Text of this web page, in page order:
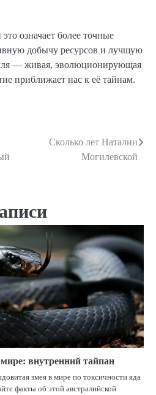
означает более точные
добычу ресурсов и лучшую
— живая, эволюционирующая
приближает нас к её тайнам.
Сколько лет Наталии
Могилевской
внутренний тайпан
змея в мире по токсичности яда
факты об этой австралийской